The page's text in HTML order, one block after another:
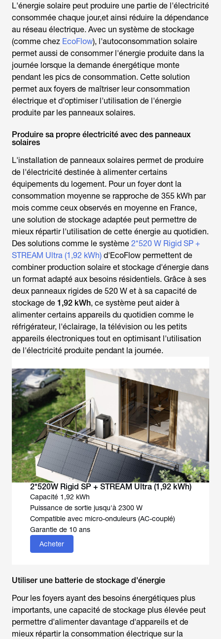
L'énergie solaire peut produire une partie de l'électricité
consommée chaque jour,et ainsi réduire la dépendance
au réseau électrique. Avec un système de stockage
(comme chez EcoFlow), l'autoconsommation solaire
permet aussi de consommer l'énergie produite dans la
journée lorsque la demande énergétique monte
pendant les pics de consommation. Cette solution
permet aux foyers de maîtriser leur consommation
électrique et d'optimiser l'utilisation de l'énergie
produite par les panneaux solaires.
Produire sa propre électricité avec des panneaux
solaires
L'installation de panneaux solaires permet de produire
de l'électricité destinée à alimenter certains
équipements du logement. Pour un foyer dont la
consommation moyenne se rapproche de 355 kWh par
mois comme ceux observés en moyenne en France,
une solution de stockage adaptée peut permettre de
mieux répartir l'utilisation de cette énergie au quotidien.
Des solutions comme le système 2*520 W Rigid SP +
STREAM Ultra (1,92 kWh) d'EcoFlow permettent de
combiner production solaire et stockage d'énergie dans
un format adapté aux besoins résidentiels. Grâce à ses
deux panneaux rigides de 520 W et à sa capacité de
stockage de 1,92 kWh, ce système peut aider à
alimenter certains appareils du quotidien comme le
réfrigérateur, l'éclairage, la télévision ou les petits
appareils électroniques tout en optimisant l'utilisation
de l'électricité produite pendant la journée.
2*520W Rigid SP + STREAM Ultra (1,92 kWh)
Capacité 1,92 kWh
Puissance de sortie jusqu'à 2300 W
Compatible avec micro-onduleurs (AC-couplé)
Garantie de 10 ans
Acheter
Utiliser une batterie de stockage d'énergie
Pour les foyers ayant des besoins énergétiques plus
importants, une capacité de stockage plus élevée peut
permettre d'alimenter davantage d'appareils et de
mieux répartir la consommation électrique sur la